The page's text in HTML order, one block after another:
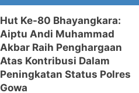
Hut Ke-80 Bhayangkara:
Aiptu Andi Muhammad
Akbar Raih Penghargaan
Atas Kontribusi Dalam
Peningkatan Status Polres
Gowa